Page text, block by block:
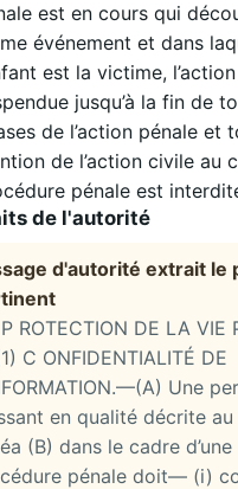
est en cours qui
événement et dans
est la victime,
jusqu’à la fin de
de l’action pénale et
de l’action civile au
pénale est
de l'autorité
d'autorité extrait le
ROTECTION DE LA VIE
C ONFIDENTIALITÉ DE
Une
en qualité décrite
(B) dans le cadre d’une
pénale doit— (i)